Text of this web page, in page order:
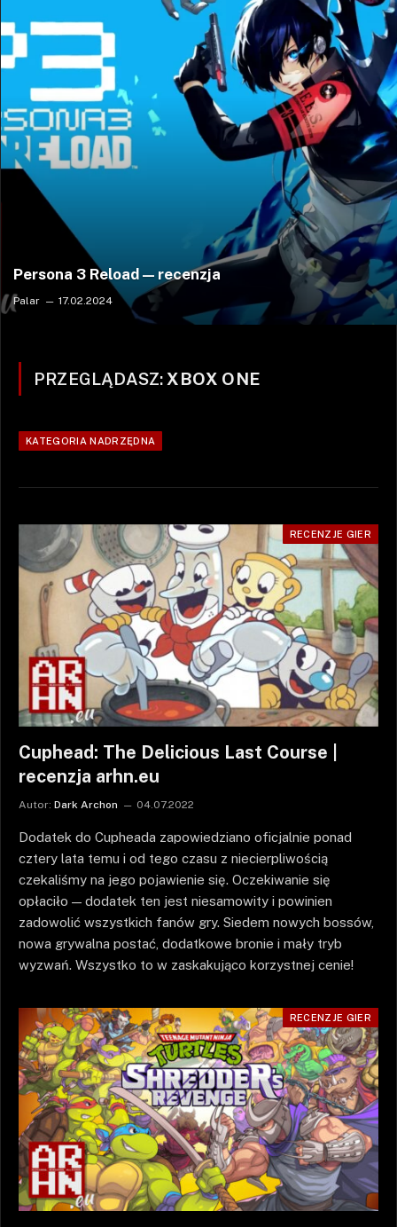
Persona 3 Reload — recenzja
Palar 17.02.2024
PRZEGLĄDASZ: XBOX ONE
KATEGORIA NADRZĘDNA
RECENZJE GIER
Cuphead: The Delicious Last Course |
recenzja arhn.eu
Autor: Dark Archon 04.07.2022
Dodatek do Cupheada zapowiedziano oficjalnie ponad
cztery lata temu i od tego czasu z niecierpliwością
czekaliśmy na jego pojawienie się. Oczekiwanie się
opłaciło — dodatek ten jest niesamowity i powinien
zadowolić wszystkich fanów gry. Siedem nowych bossów,
nowa grywalna postać, dodatkowe bronie i mały tryb
wyzwań. Wszystko to w zaskakująco korzystnej cenie!
RECENZJE GIER